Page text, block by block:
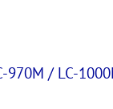
970M / LC-